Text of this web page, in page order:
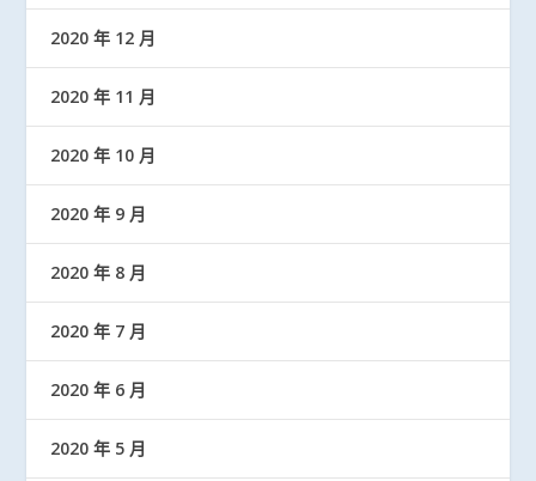
2020 年 12 月
2020 年 11 月
2020 年 10 月
2020 年 9 月
2020 年 8 月
2020 年 7 月
2020 年 6 月
2020 年 5 月